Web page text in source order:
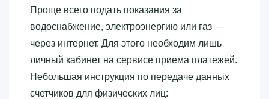
Проще всего подать показания за
водоснабжение, электроэнергию или газ —
через интернет. Для этого необходим лишь
личный кабинет на сервисе приема платежей.
Небольшая инструкция по передаче данных
счетчиков для физических лиц: